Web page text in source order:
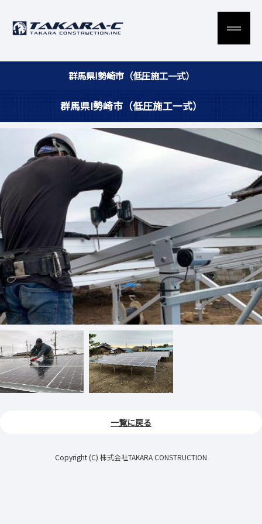
群馬県I勢崎市（低圧施工一式）
群馬県I勢崎市（低圧施工一式）
一覧に戻る
Copyright (C) 株式会社TAKARA CONSTRUCTION